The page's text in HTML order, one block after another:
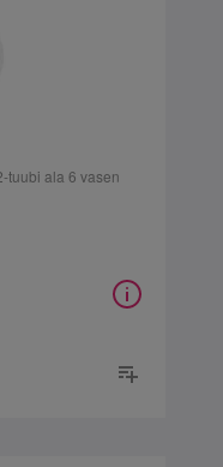
tuubi ala 6 vasen